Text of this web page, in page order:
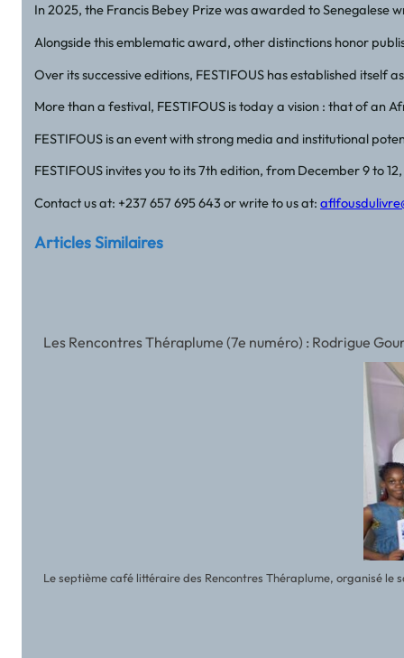
In 2025, the Francis Bebey Prize was awarded to
Alongside this emblematic award, other distinctions honor
Over its successive editions, FESTIFOUS has established
More than a festival, FESTIFOUS is today a vision : that of an
FESTIFOUS is an event with strong media and institutional
FESTIFOUS invites you to its 7th edition, from December 9 to
Contact us at: +237 657 695 643 or write to us at:
Articles Similaires
Les Rencontres Théraplume (7e numéro) : Rodrigue
Le septième café littéraire des Rencontres Théraplume, organisé